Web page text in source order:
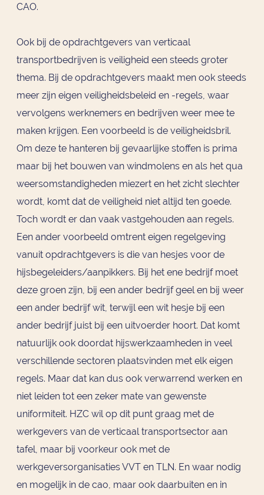
CAO.
Ook bij de opdrachtgevers van verticaal
transportbedrijven is veiligheid een steeds groter
thema. Bij de opdrachtgevers maakt men ook steeds
meer zijn eigen veiligheidsbeleid en -regels, waar
vervolgens werknemers en bedrijven weer mee te
maken krijgen. Een voorbeeld is de veiligheidsbril.
Om deze te hanteren bij gevaarlijke stoffen is prima
maar bij het bouwen van windmolens en als het qua
weersomstandigheden miezert en het zicht slechter
wordt, komt dat de veiligheid niet altijd ten goede.
Toch wordt er dan vaak vastgehouden aan regels.
Een ander voorbeeld omtrent eigen regelgeving
vanuit opdrachtgevers is die van hesjes voor de
hijsbegeleiders/aanpikkers. Bij het ene bedrijf moet
deze groen zijn, bij een ander bedrijf geel en bij weer
een ander bedrijf wit, terwijl een wit hesje bij een
ander bedrijf juist bij een uitvoerder hoort. Dat komt
natuurlijk ook doordat hijswerkzaamheden in veel
verschillende sectoren plaatsvinden met elk eigen
regels. Maar dat kan dus ook verwarrend werken en
niet leiden tot een zeker mate van gewenste
uniformiteit. HZC wil op dit punt graag met de
werkgevers van de verticaal transportsector aan
tafel, maar bij voorkeur ook met de
werkgeversorganisaties VVT en TLN. En waar nodig
en mogelijk in de cao, maar ook daarbuiten en in